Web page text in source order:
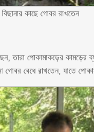
কাছে গোবর রাখতেন
তারা পোকামাকড়ের
বেধে রাখতেন, যাতে